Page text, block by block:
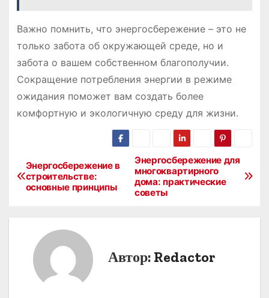
Важно помнить, что энергосбережение – это не
только забота об окружающей среде, но и
забота о вашем собственном благополучии.
Сокращение потребления энергии в режиме
ожидания поможет вам создать более
комфортную и экологичную среду для жизни.
Н
Энергосбережение для
многоквартирного
дома: практические
советы
Энергосбережение в
строительстве:
основные принципы
Автор: Redactor